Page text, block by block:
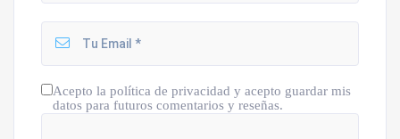
Acepto la política de privacidad y acepto guardar mis
datos para futuros comentarios y reseñas.